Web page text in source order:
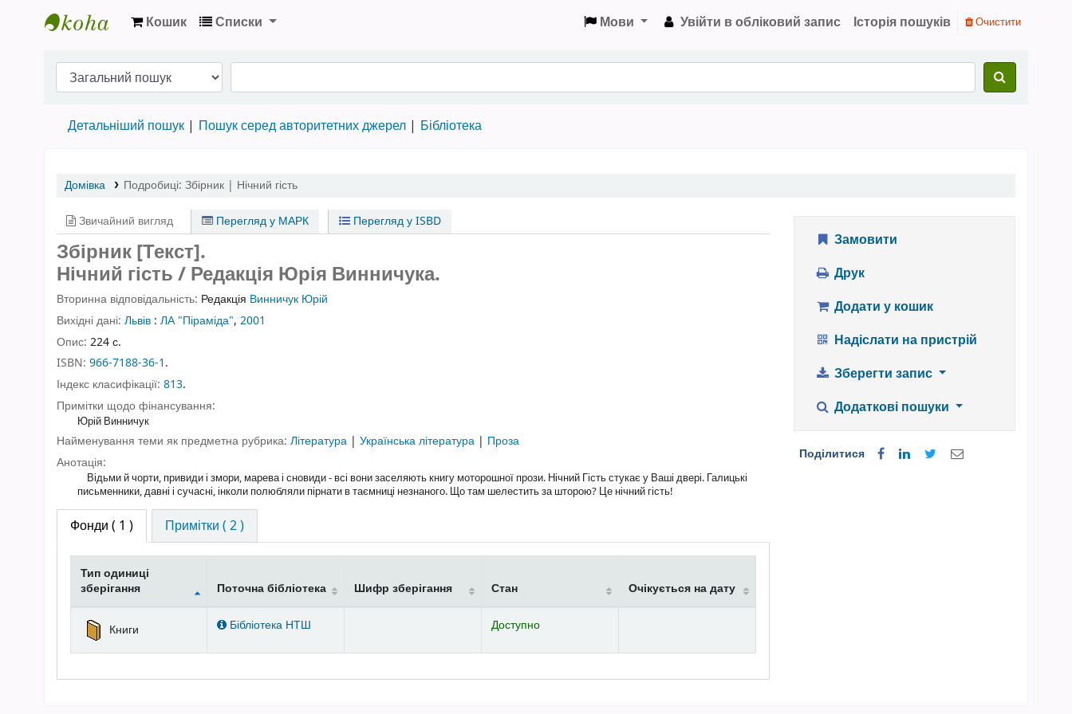
Кошик Списки Мови Увійти в обліковий запис Історія пошуків Очистити
Детальніший пошук Пошук серед авторитетних джерел Бібліотека
Домівка Подробиці: Збірник | Нічний гість
Звичайний вигляд Перегляд у МАРК Перегляд у ISBD
Збірник [Текст].
Нічний гість / Редакція Юрія Винничука.
Вторинна відповідальність: Редакція Винничук Юрій
Вихідні дані: Львів : ЛА "Піраміда", 2001
Опис: 224 с.
ISBN: 966-7188-36-1.
Індекс класифікації: 813.
Примітки щодо фінансування:
Юрій Винничук
Найменування теми як предметна рубрика: Література | Українська література | Проза
Анотація:
Відьми й чорти, привиди і змори, марева і сновиди - всі вони заселяють книгу моторошної прози. Нічний Гість стукає у Ваші двері. Галицькі
письменники, давні і сучасні, інколи полюбляли пірнати в таємниці незнаного. Що там шелестить за шторою? Це нічний гість!
Фонди ( 1 ) Примітки ( 2 )
Фонди
Тип одиниці
зберігання
Поточна бібліотека Шифр зберігання Стан Очікується на дату
Книги Бібліотека НТШ Доступно
Замовити
Друк
Додати у кошик
Надіслати на пристрій
Зберегти запис
Додаткові пошуки
Поділитися